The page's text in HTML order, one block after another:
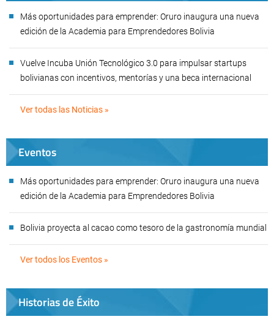
Más oportunidades para emprender: Oruro inaugura una nueva
edición de la Academia para Emprendedores Bolivia
Vuelve Incuba Unión Tecnológico 3.0 para impulsar startups
bolivianas con incentivos, mentorías y una beca internacional
Ver todas las Noticias »
Eventos
Más oportunidades para emprender: Oruro inaugura una nueva
edición de la Academia para Emprendedores Bolivia
Bolivia proyecta al cacao como tesoro de la gastronomía mundial
Ver todos los Eventos »
Historias de Éxito